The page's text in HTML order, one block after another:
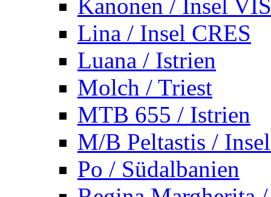
Kanonen / Insel VIS
Lina / Insel CRES
Luana / Istrien
Molch / Triest
MTB 655 / Istrien
M/B Peltastis /
Po / Südalbanien